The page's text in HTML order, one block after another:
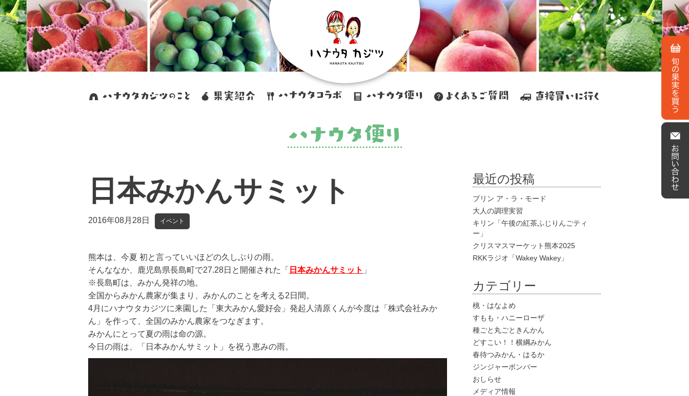
日本みかんサミット
2016年08月28日 イベント
熊本は、今夏 初と言っていいほどの久しぶりの雨。
そんななか、鹿児島県長島町で27.28日と開催された「 日本みかんサミット 」
※長島町は、みかん発祥の地。
全国からみかん農家が集まり、みかんのことを考える2日間。
4月にハナウタカジツに来園した「東大みかん愛好会」発起人清原くんが今度は「株式会社みか
ん」を作って、全国のみかん農家をつなぎます。
みかんにとって夏の雨は命の源。
今日の雨は、「日本みかんサミット」を祝う恵みの雨。
最近の投稿
プリン ア・ラ・モード
大人の調理実習
キリン「午後の紅茶ふじりんごティ
ー」
クリスマスマーケット熊本2025
RKKラジオ「Wakey Wakey」
カテゴリー
桃・はなよめ
すもも・ハニーローザ
種ごと丸ごときんかん
どすこい！！横綱みかん
春待つみかん・はるか
ジンジャーボンバー
おしらせ
メディア情報